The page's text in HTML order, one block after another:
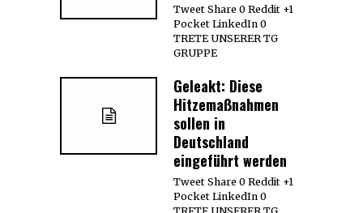
Tweet Share 0 Reddit +1
Pocket LinkedIn 0
TRETE UNSERER TG
GRUPPE
Geleakt: Diese
Hitzemaßnahmen
sollen in
Deutschland
eingeführt werden
Tweet Share 0 Reddit +1
Pocket LinkedIn 0